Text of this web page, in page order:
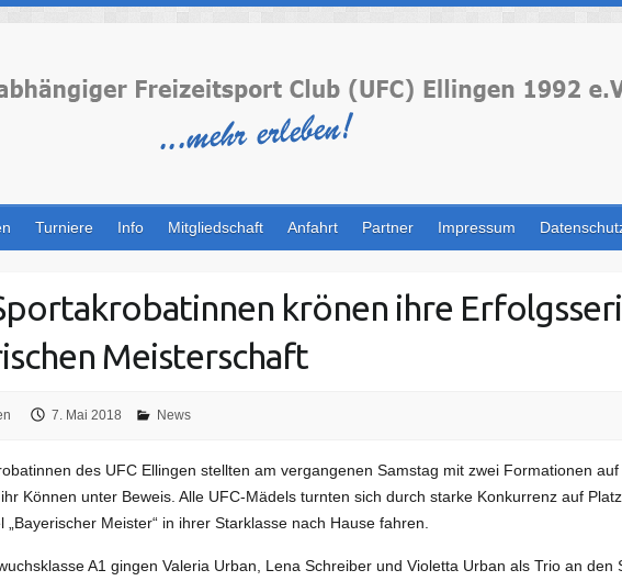
Turniere Info Mitgliedschaft Anfahrt Partner Impressum
krönen ihre
Meisterschaft
7. Mai 2018 News
des UFC Ellingen stellten am vergangenen Samstag mit zwei Formationen
Können unter Beweis. Alle UFC-Mädels turnten sich durch starke Konkurrenz auf
„Bayerischer Meister“ in ihrer Starklasse nach Hause fahren.
A1 gingen Valeria Urban, Lena Schreiber und Violetta Urban als Trio an